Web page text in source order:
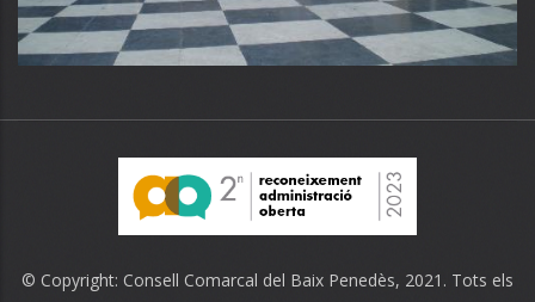
© Copyright: Consell Comarcal del Baix Penedès, 2021. Tots els